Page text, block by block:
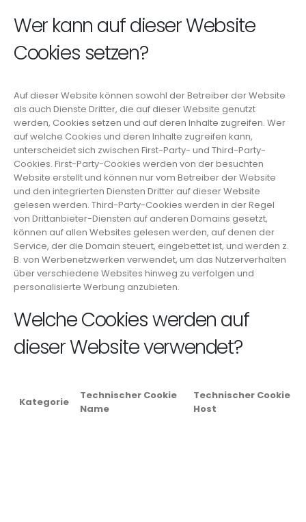
Wer kann auf dieser Website
Cookies setzen?
Auf dieser Website können sowohl der Betreiber der Website
als auch Dienste Dritter, die auf dieser Website genutzt
werden, Cookies setzen und auf deren Inhalte zugreifen. Wer
auf welche Cookies und deren Inhalte zugreifen kann,
unterscheidet sich zwischen First-Party- und Third-Party-
Cookies. First-Party-Cookies werden von der besuchten
Website erstellt und können nur vom Betreiber der Website
und den integrierten Diensten Dritter auf dieser Website
gelesen werden. Third-Party-Cookies werden in der Regel
von Drittanbieter-Diensten auf anderen Domains gesetzt,
können auf allen Websites gelesen werden, auf denen der
Service, der die Domain steuert, eingebettet ist, und werden z.
B. von Werbenetzwerken verwendet, um das Nutzerverhalten
über verschiedene Websites hinweg zu verfolgen und
personalisierte Werbung anzubieten.
Welche Cookies werden auf
dieser Website verwendet?
Kategorie
Technischer Cookie
Name
Technischer Cookie
Host